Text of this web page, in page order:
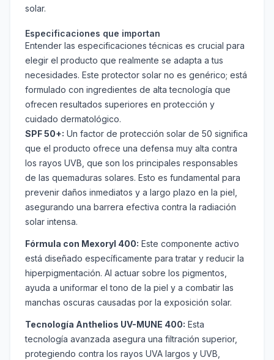
solar.
Especificaciones que importan
Entender las especificaciones técnicas es crucial para
elegir el producto que realmente se adapta a tus
necesidades. Este protector solar no es genérico; está
formulado con ingredientes de alta tecnología que
ofrecen resultados superiores en protección y
cuidado dermatológico.
SPF 50+: Un factor de protección solar de 50 significa
que el producto ofrece una defensa muy alta contra
los rayos UVB, que son los principales responsables
de las quemaduras solares. Esto es fundamental para
prevenir daños inmediatos y a largo plazo en la piel,
asegurando una barrera efectiva contra la radiación
solar intensa.
Fórmula con Mexoryl 400: Este componente activo
está diseñado específicamente para tratar y reducir la
hiperpigmentación. Al actuar sobre los pigmentos,
ayuda a uniformar el tono de la piel y a combatir las
manchas oscuras causadas por la exposición solar.
Tecnología Anthelios UV-MUNE 400: Esta
tecnología avanzada asegura una filtración superior,
protegiendo contra los rayos UVA largos y UVB,